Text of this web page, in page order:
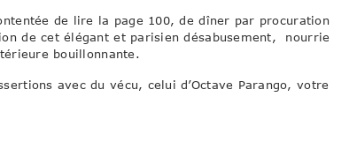
de lire la page 100, de dîner par procuration
de cet élégant et parisien désabusement, nourrie
bouillonnante.
avec du vécu, celui d’Octave Parango, votre